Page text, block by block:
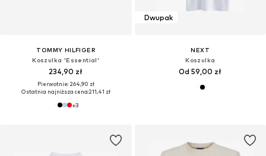
TOMMY HILFIGER
Koszulka 'Essential'
234,90 zł
Pierwotnie: 264,90 zł
Ostatnia najniższa cena:211,41 zł
+3
Dwupak
NEXT
Koszulka
Od 59,00 zł